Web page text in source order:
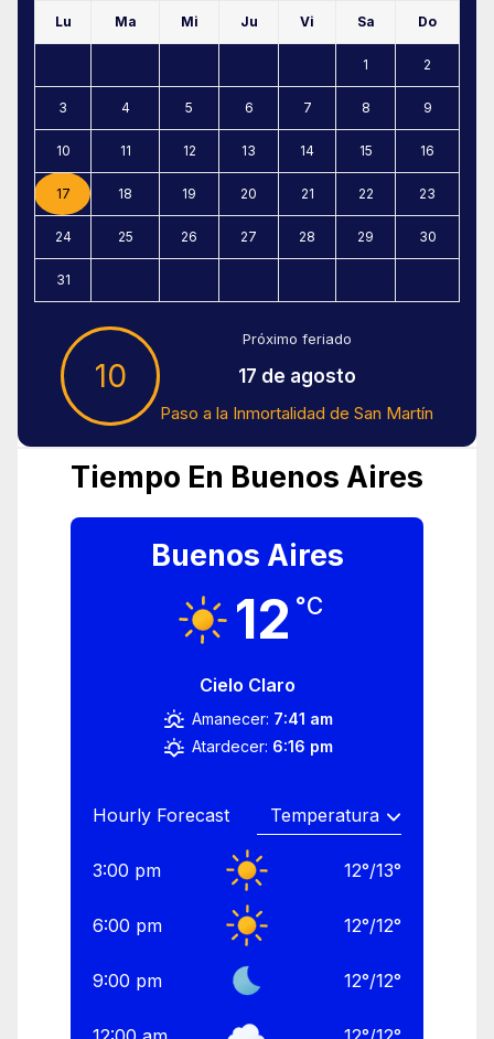
Lu Ma Mi Ju Vi Sa Do
1 2
3 4 5 6 7 8 9
10 11 12 13 14 15 16
17 18 19 20 21 22 23
24 25 26 27 28 29 30
31
10
Próximo feriado
17 de agosto
Paso a la Inmortalidad de San Martín
Tiempo En Buenos Aires
Buenos Aires
12 °C
Cielo Claro
Amanecer: 7:41 am
Atardecer: 6:16 pm
Hourly Forecast
3:00 pm 12°/13°
6:00 pm 12°/12°
9:00 pm 12°/12°